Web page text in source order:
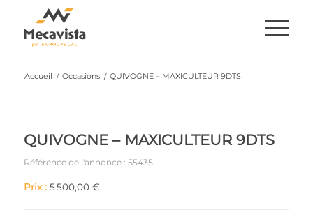
Accueil / Occasions / QUIVOGNE – MAXICULTEUR 9DTS
QUIVOGNE – MAXICULTEUR 9DTS
Référence de l'annonce : 55435
Prix :5 500,00 €